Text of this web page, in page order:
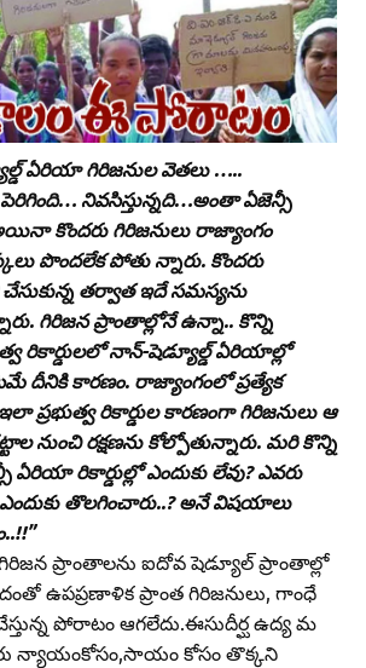
ఏరియా గిరిజనుల వెతలు …..
నివసిస్తున్నది…అంతా ఏజెన్సీ
కొందరు గిరిజనులు రాజ్యాంగం
పొందలేక పోతు న్నారు. కొందరు
తర్వాత ఇదే సమస్యను
గిరిజన ప్రాంతాల్లోనే ఉన్నా.. కొన్ని
రికార్డులలో నాన్‌-షెడ్యూల్డ్‌ ఏరియాల్లో
దీనికి కారణం. రాజ్యాంగంలో ప్రత్యేక
ప్రభుత్వ రికార్డుల కారణంగా గిరిజనులు ఆ
నుంచి రక్షణను కోల్పోతున్నారు. మరి కొన్ని
ఏరియా రికార్డుల్లో ఎందుకు లేవు? ఎవరు
తొలగించారు..? అనే విషయాలు
ప్రాంతాలను ఐదోవ షెడ్యూల్‌ ప్రాంతాల్లో
ఉపప్రణాళిక ప్రాంత గిరిజనులు, గాంధే
పోరాటం ఆగలేదు.ఈసుదీర్ఘ ఉద్య మ
న్యాయంకోసం,సాయం కోసం తొక్కని